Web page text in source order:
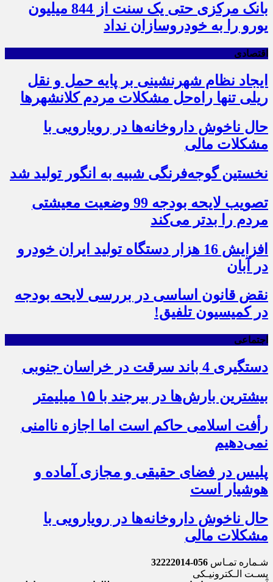
بانک مرکزی حتی یک سنت از 844 میلیون
یورو را به خودروسازان نداد
اقتصادی
ایجاد نظام شهرنشینی بر پایه حمل و نقل
ریلی تنها راه‌حل مشکلات مردم کلانشهرها
حال ناخوش داروخانه‌ها در رویارویی با
مشکلات مالی
نخستین گوجه‌فرنگی شبیه به انگور تولید شد
تصویب لایحه بودجه 99 وضعیت معیشتی
مردم را بدتر می‌کند
افزایش 16 هزار دستگاه تولید ایران خودرو
در آبان
نقض قانون اساسی در بررسی لایحه بودجه
در کمیسیون تلفیق!
اجتماعی
دستگیری 4 باند سرقت در خراسان جنوبی
بیشترین بارش‌ها در بیرجند با ۱۵ میلیمتر
رأفت اسلامی حاکم است اما اجازه ناامنی
نمی‌دهیم
پلیس در فضای حقیقی و مجازی آماده و
هوشیار است
حال ناخوش داروخانه‌ها در رویارویی با
مشکلات مالی
شـماره تمـاس 056-32222014
پسـت الـکترونیـکی